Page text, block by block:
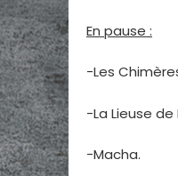
En pause :
-Les
-La Lieuse de
-Macha.